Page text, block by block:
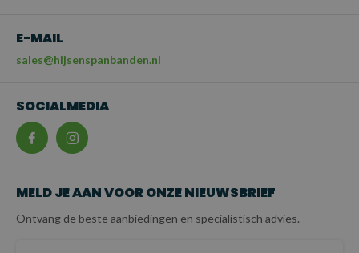
E-MAIL
sales@hijsenspanbanden.nl
SOCIALMEDIA
MELD JE AAN VOOR ONZE NIEUWSBRIEF
Ontvang de beste aanbiedingen en specialistisch advies.